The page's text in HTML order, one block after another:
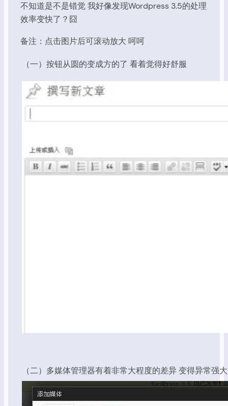
不知道是不是错觉 我好像发现Wordpress 3.5的处理
效率变快了？囧
备注：点击图片后可滚动放大 呵呵
（一）按钮从圆的变成方的了 看着觉得好舒服
（二）多媒体管理器有着非常大程度的差异 变得异常强大